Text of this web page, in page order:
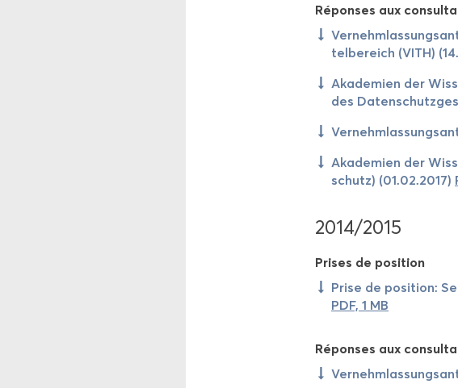
Ré­ponses aux
tel­be­reich (VITH)
Aka­de­mien der
des
Aka­de­mien der
schutz) (01.02.2017)
2014/2015
Prises de po­si­tion
Prise de po­si­tion:
PDF, 1 MB
Ré­ponses aux